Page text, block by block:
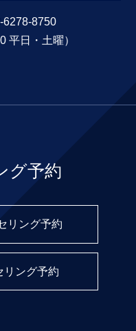
6278-8750
平日・土曜）
グ予約
リング予約
リング予約